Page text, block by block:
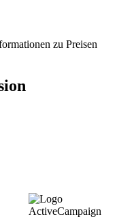
zu Preisen
ActiveCampaign